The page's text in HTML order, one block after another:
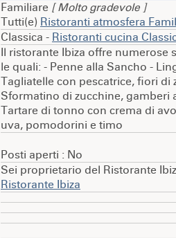
Familiare [ Molto gradevole ]
Tutti(e) Ristoranti atmosfera
Classica - Ristoranti cucina
Il ristorante Ibiza offre numerose
le quali: - Penne alla Sancho -
Tagliatelle con pescatrice, fiori di
Sformatino di zucchine, gamberi
Tartare di tonno con crema di
uva, pomodorini e timo
Posti aperti : No
Sei proprietario del Ristorante
Ristorante Ibiza